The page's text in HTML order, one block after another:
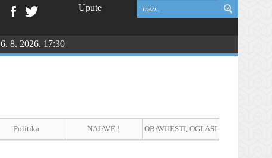
Upute
6. 8. 2026. 17:30
Politika NAJAVE ! OBAVIJESTI, OGLASI